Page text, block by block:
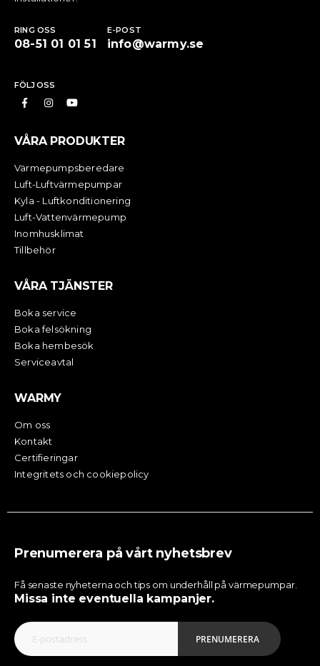
RING OSS
08-51 01 01 51
E-POST
info@warmy.se
FÖLJ OSS
VÅRA PRODUKTER
Värmepumpsberedare
Luft-Luftvärmepumpar
Kyla - Luftkonditionering
Luft-Vattenvärmepump
Inomhusklimat
Tillbehör
VÅRA TJÄNSTER
Boka service
Boka felsökning
Boka hembesök
Serviceavtal
WARMY
Om oss
Kontakt
Certifieringar
Integritets och cookiepolicy
Prenumerera på vårt nyhetsbrev
Få senaste nyheterna och tips om underhåll på värmepumpar.
Missa inte eventuella kampanjer.
PRENUMERERA